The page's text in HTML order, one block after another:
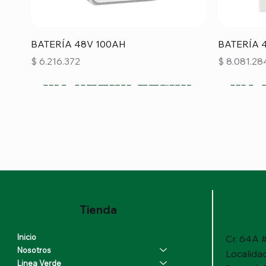
Vista rápida
BATERÍA 48V 100AH
Precio
$ 6.216.372
BATERÍA
Precio
$
Cr. 64A
Tienda
Inicio
Nosotros
Linea Verde